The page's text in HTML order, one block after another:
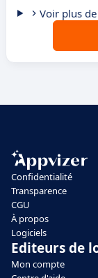
Voir plus
Confidentialité
Transparence
CGU
À propos
Logiciels
Editeurs de
Mon compte